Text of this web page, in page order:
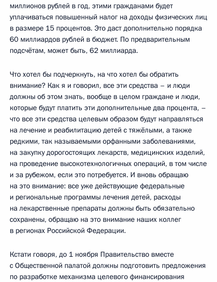
миллионов рублей в год, этими гражданами будет
уплачиваться повышенный налог на доходы физических лиц
в размере 15 процентов. Это даст дополнительно порядка
60 миллиардов рублей в бюджет. По предварительным
подсчётам, может быть, 62 миллиарда.
Что хотел бы подчеркнуть, на что хотел бы обратить
внимание? Как я и говорил, все эти средства – и люди
должны об этом знать, вообще в целом граждане и люди,
которые будут платить эти дополнительные два процента, –
что все эти средства целевым образом будут направляться
на лечение и реабилитацию детей с тяжёлыми, а также
редкими, так называемыми орфанными заболеваниями,
на закупку дорогостоящих лекарств, медицинских изделий,
на проведение высокотехнологичных операций, в том числе
и за рубежом, если это потребуется. И вновь обращаю
на это внимание: все уже действующие федеральные
и региональные программы лечения детей, расходы
на лекарственные препараты должны быть обязательно
сохранены, обращаю на это внимание наших коллег
в регионах Российской Федерации.
Кстати говоря, до 1 ноября Правительство вместе
с Общественной палатой должны подготовить предложения
по разработке механизма целевого финансирования